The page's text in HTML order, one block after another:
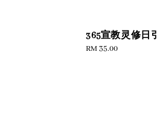
365宣教灵修日引
Regular
RM 35.00